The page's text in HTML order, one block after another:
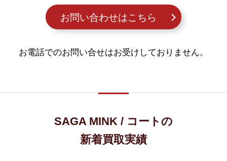
お問い合わせはこちら
お電話でのお問い合せはお受けしておりません。
SAGA MINK / コートの
新着買取実績